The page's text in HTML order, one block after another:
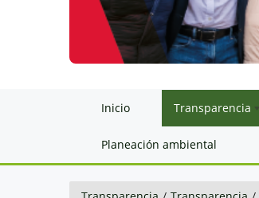
Inicio Transparencia
Planeación ambiental